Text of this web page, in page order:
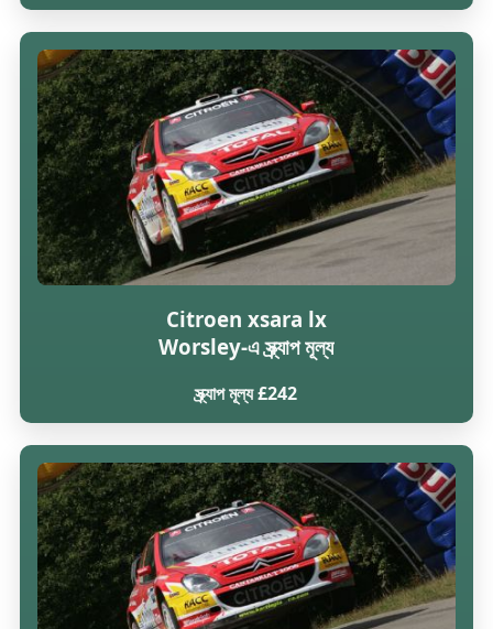
Citroen xsara lx
Worsley-এ স্ক্র্যাপ মূল্য
স্ক্র্যাপ মূল্য £242